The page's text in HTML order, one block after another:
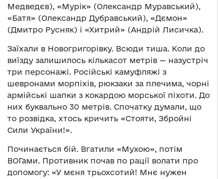
Медведєв), «Мурік» (Олександр Муравський),
«Батя» (Олександр Дубравський), «Дємон»
(Дмитро Русняк) і «Хитрий» (Андрій Лисичка).
Заїхали в Новогригорівку. Всюди тиша. Коли до
виїзду залишилось кількасот метрів — назустріч
три персонажі. Російські камуфляжі з
шевронами морпіхів, рюкзаки за плечима, чорні
армійські шапки з кокардою морської піхоти. До
них буквально 30 метрів. Спочатку думали, що
то розвідка, хтось кричить «Стояти, Збройні
Сили України!».
Починається бій. Вгатили «Мухою», потім
ВОГами. Противник почав по рації волати про
допомогу: «У мєня трьохсотий! Мнє нужен